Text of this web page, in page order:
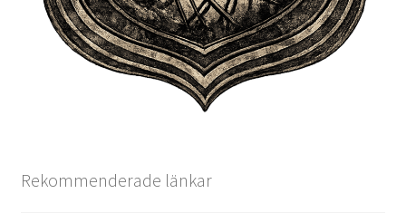
Rekommenderade länkar